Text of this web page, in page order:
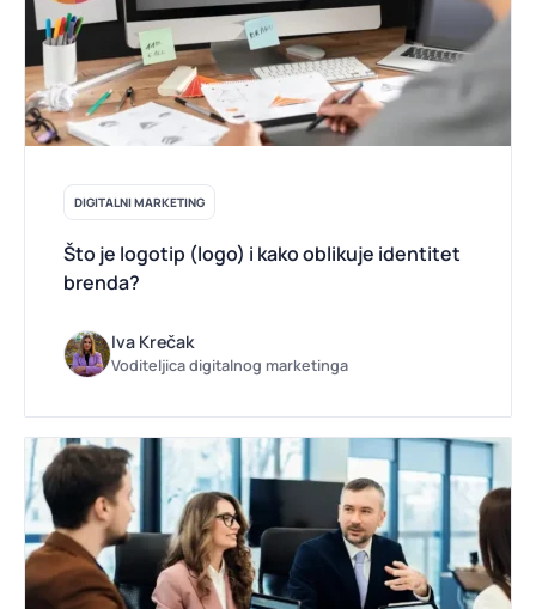
DIGITALNI MARKETING
Što je logotip (logo) i kako oblikuje identitet
brenda?
Iva Krečak
Voditeljica digitalnog marketinga